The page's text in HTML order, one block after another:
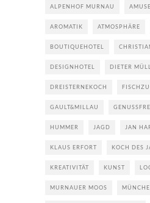
ALPENHOF MURNAU
AROMATIK ATMOSPHÄRE
BOUTIQUEHOTEL
DESIGNHOTEL DIETER
DREISTERNEKOCH
GAULT&MILLAU
HUMMER JAGD JAN
KLAUS ERFORT KOCH DES
KREATIVITÄT KUNST
MURNAUER MOOS